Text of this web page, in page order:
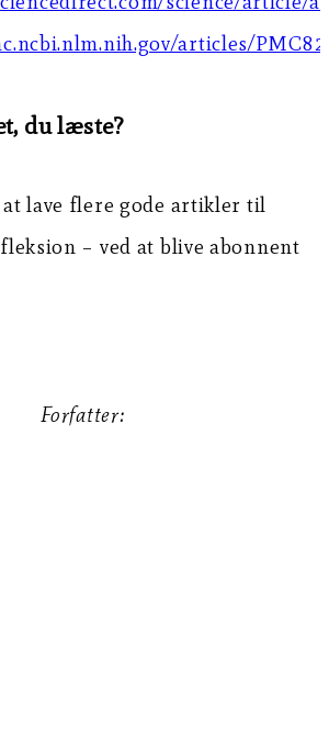
articles/
du læste?
at lave flere gode artikler til
– ved at blive abonnent
Forfatter: